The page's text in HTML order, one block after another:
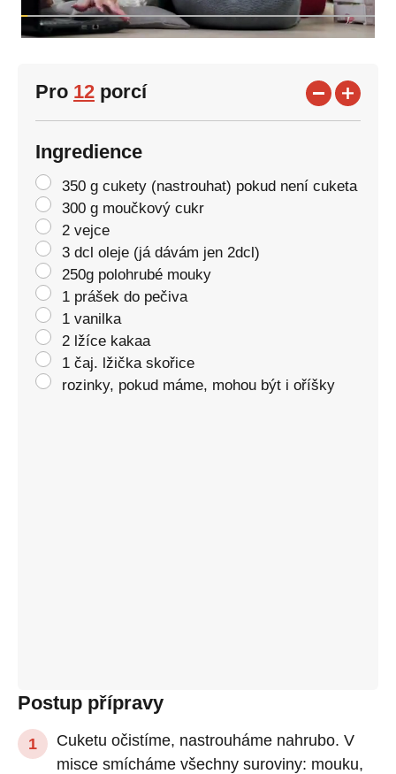
Pro 12 porcí
Ingredience
350 g cukety (nastrouhat) pokud není cuketa
300 g moučkový cukr
2 vejce
3 dcl oleje (já dávám jen 2dcl)
250g polohrubé mouky
1 prášek do pečiva
1 vanilka
2 lžíce kakaa
1 čaj. lžička skořice
rozinky, pokud máme, mohou být i oříšky
Postup přípravy
Cuketu očistíme, nastrouháme nahrubo. V
misce smícháme všechny suroviny: mouku,